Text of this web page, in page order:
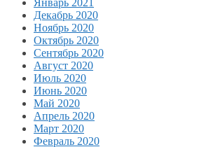
Январь 2021
Декабрь 2020
Ноябрь 2020
Октябрь 2020
Сентябрь 2020
Август 2020
Июль 2020
Июнь 2020
Май 2020
Апрель 2020
Март 2020
Февраль 2020